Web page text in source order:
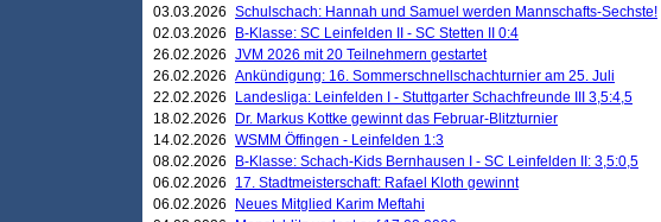
03.03.2026 Schulschach: Hannah und Samuel werden Mannschafts-Sechste!
02.03.2026
B-Klasse: SC Leinfelden II - SC Stetten II 0:4
26.02.2026 JVM 2026 mit 20 Teilnehmern gestartet
26.02.2026 Ankündigung: 16. Sommerschnellschachturnier am 25. Juli
22.02.2026
Landesliga: Leinfelden I - Stuttgarter Schachfreunde III 3,5:4,5
18.02.2026
Dr. Markus Kottke gewinnt das Februar-Blitzturnier
14.02.2026 WSMM Öffingen - Leinfelden 1:3
08.02.2026
B-Klasse: Schach-Kids Bernhausen I - SC Leinfelden II: 3,5:0,5
06.02.2026
17. Stadtmeisterschaft: Rafael Kloth gewinnt
06.02.2026
Neues Mitglied Karim Meftahi